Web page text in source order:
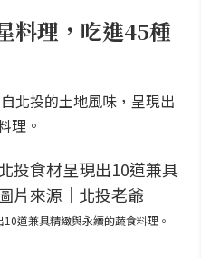
料理，吃進45種
北投的土地風味，呈現出
理。
道兼具精緻與永續的蔬食料理。